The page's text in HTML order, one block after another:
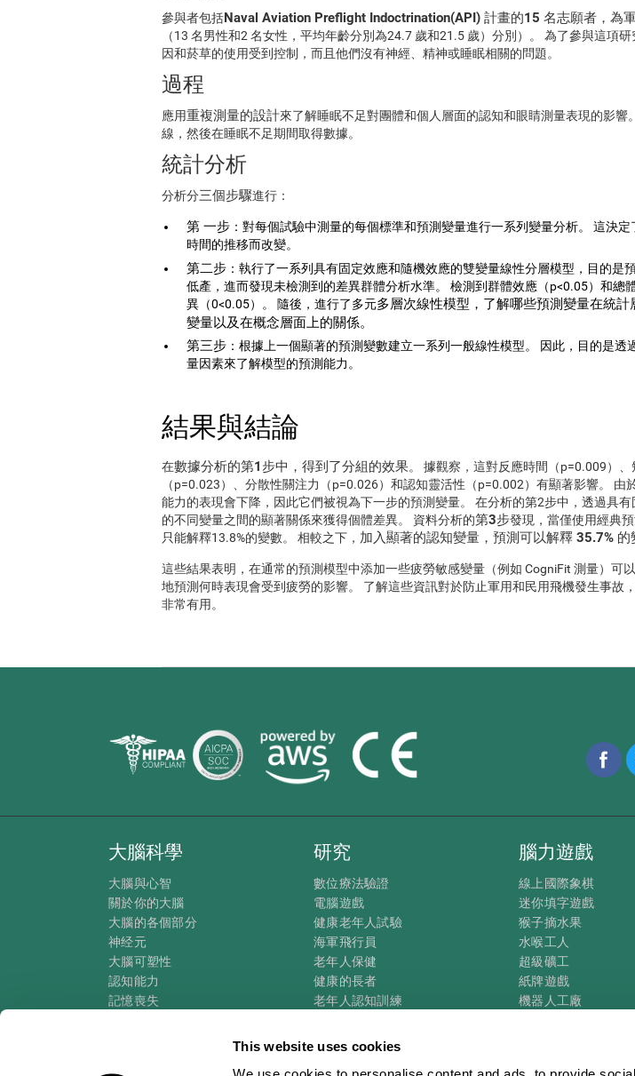
This website uses cookies
參與者包括Naval Aviation Preflight Indoctrination(API) 計畫的15 名志願者，為
（13 名男性和2 名女性，平均年齡分別為24.7 歲和21.5 歲）分別）。 為了參與這項
因和菸草的使用受到控制，而且他們沒有神經、精神或睡眠相關的問題。
過程
應用重複測量的設計來了解睡眠不足對團體和個人層面的認知和眼睛測量表現的影響
線，然後在睡眠不足期間取得數據。
統計分析
分析分三個步驟進行：
第 一步 ：對每個試驗中測量的每個標準和預測變量進行一系列變量分析。 這決
時間的推移而改變。
第二步 ：執行了一系列具有固定效應和隨機效應的雙變量線性分層模型，目的是
低產，進而發現未檢測到的差異群體分析水準。 檢測到群體效應（p<0.05）和總
異（0<0.05）。 隨後，進行了多元多層次線性模型，了解哪些預測變量在統計
變量以及在概念層面上的關係。
第三步 ：根據上一個顯著的預測變數建立一系列一般線性模型。 因此，目的是透
量因素來了解模型的預測能力。
結果與結論
在數據分析的第1步中，得到了分組的效果。 據觀察，這對反應時間（p=0.009）、
（p=0.023）、分散性關注力（p=0.026）和認知靈活性（p=0.002）有顯著影響。 由
能力的表現會下降，因此它們被視為下一步的預測變量。 在分析的第2步中，透過具
的不同變量之間的顯著關係來獲得個體差異。 資料分析的第3步發現，當僅使用經典
只能解釋13.8%的變數。 相較之下， 加入顯著的認知變量，預測可以解釋 35.7% 的
這些結果表明，在通常的預測模型中添加一些疲勞敏感變量（例如 CogniFit 測量）可
地預測何時表現會受到疲勞的影響。 了解這些資訊對於防止軍用和民用飛機發生事故
非常有用。
大腦科學
大腦與心智
關於你的大腦
大腦的各個部分
神经元
大腦可塑性
認知能力
記憶喪失
研究
數位療法驗證
電腦遊戲
健康老年人試驗
海軍飛行員
老年人保健
健康的長者
老年人認知訓練
腦力遊戲
線上國際象棋
迷你填字遊戲
猴子摘水果
水喉工人
超級礦工
紙牌遊戲
機器人工廠